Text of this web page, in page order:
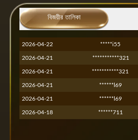
বিজয়ীর তালিকা
2026-04-17 *****000
2026-05-23 ********622
2026-04-24 ********013
2026-04-22 *****i55
2026-04-21 ***********321
2026-04-21 ***********321
2026-04-21 ******l69
2026-04-21 ******l69
2026-04-18 ******711